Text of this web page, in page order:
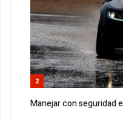
2
Manejar con seguridad